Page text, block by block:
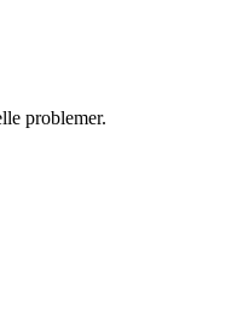
problemer.